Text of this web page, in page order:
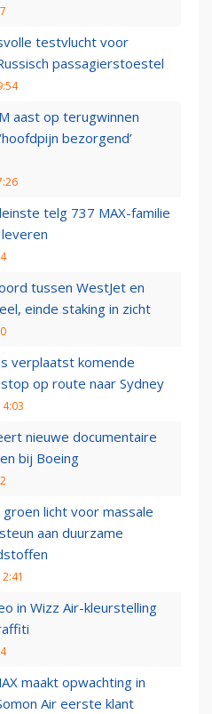
testvlucht voor
passagierstoestel
aast op terugwinnen
bezorgend’
telg 737 MAX-familie
tussen WestJet en
einde staking in zicht
verplaatst komende
op route naar Sydney
nieuwe documentaire
bij Boeing
licht voor massale
aan duurzame
in Wizz Air-kleurstelling
maakt opwachting in
Air eerste klant